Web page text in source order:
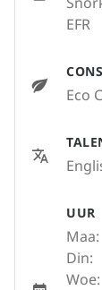
EFR
Eco
UUR
Maa:
Din:
Woe: